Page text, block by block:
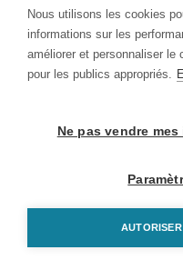
Nous utilisons les cookies
informations sur les
améliorer et personnaliser le
pour les publics appropriés.
Ne pas vendre